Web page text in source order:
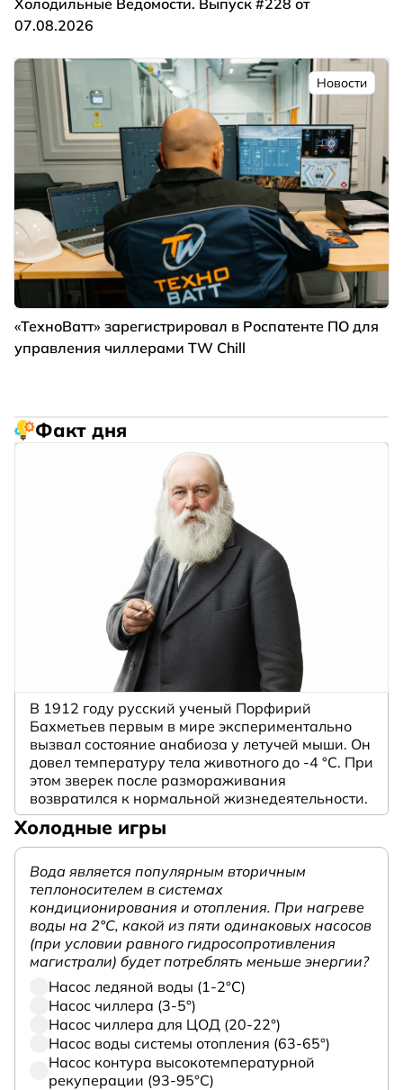
07.08.2026
Новости
«ТехноВатт» зарегистрировал в Роспатенте ПО для
управления чиллерами TW Chill
Факт дня
В 1912 году русский ученый Порфирий
Бахметьев первым в мире экспериментально
вызвал состояние анабиоза у летучей мыши. Он
довел температуру тела животного до -4 °C. При
этом зверек после размораживания
возвратился к нормальной жизнедеятельности.
Холодные игры
Вода является популярным вторичным
теплоносителем в системах
кондиционирования и отопления. При нагреве
воды на 2°С, какой из пяти одинаковых насосов
(при условии равного гидросопротивления
магистрали) будет потреблять меньше энергии?
Насос ледяной воды (1-2°С)
Насос чиллера (3-5°)
Насос чиллера для ЦОД (20-22°)
Насос воды системы отопления (63-65°)
Насос контура высокотемпературной
рекуперации (93-95°С)